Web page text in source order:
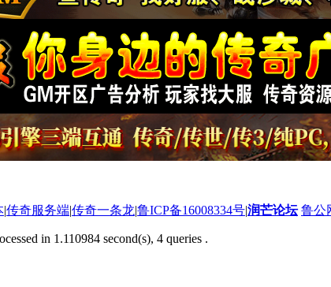
|传奇服务端|传奇一条龙|鲁ICP备16008334号|润芒论坛 鲁公
in 1.110984 second(s), 4 queries .